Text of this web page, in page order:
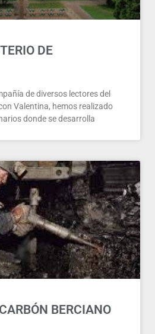
DE
de diversos lectores del
Valentina, hemos realizado
donde se desarrolla
BERCIANO